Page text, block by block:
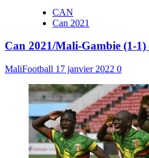
CAN
Can 2021
Can 2021/Mali-Gambie (1-1)
MaliFootball 17 janvier 2022 0